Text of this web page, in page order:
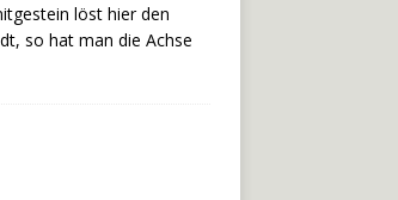
löst hier den
so hat man die Achse